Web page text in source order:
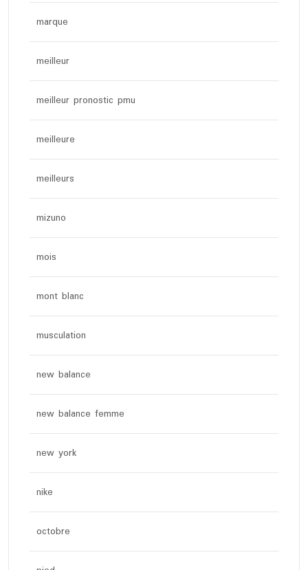
marque
meilleur
meilleur pronostic pmu
meilleure
meilleurs
mizuno
mois
mont blanc
musculation
new balance
new balance femme
new york
nike
octobre